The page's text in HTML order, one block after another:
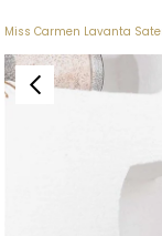
Miss Carmen Lavanta